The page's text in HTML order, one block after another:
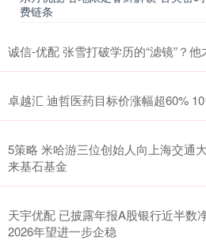
费链条
诚信-优配 张雪打破学历的“滤镜”？他
卓越汇 迪哲医药目标价涨幅超60%
5策略 米哈游三位创始人向上海交通
来基石基金
天宇优配 已披露年报A股银行近半数
2026年望进一步企稳